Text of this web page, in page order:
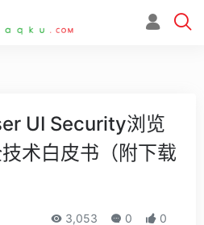
UI Security浏览
术白皮书（附下载
3,053 0 0